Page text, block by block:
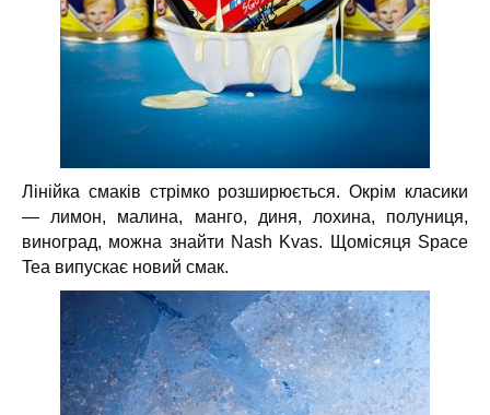
Лінійка смаків стрімко розширюється. Окрім класики
— лимон, малина, манго, диня, лохина, полуниця,
виноград, можна знайти Nash Kvas.
Щомісяця Space
Tea випускає новий смак.